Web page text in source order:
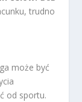
trudno
może być
od sportu.